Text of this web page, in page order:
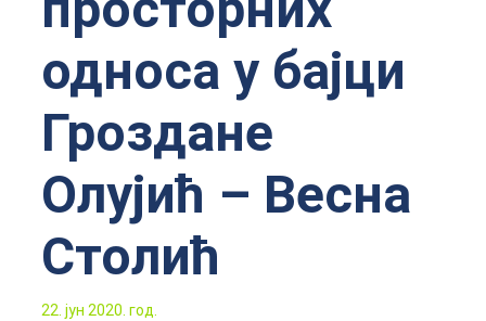
односа у бајци
Гроздане
Олујић – Весна
Столић
22. јун 2020. год.